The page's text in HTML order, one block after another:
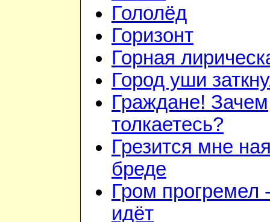
Гололёд
Горизонт
Горная
Город уши
Граждане! Зачем
толкаетесь?
Грезится мне
бреде
Гром прогремел
идёт